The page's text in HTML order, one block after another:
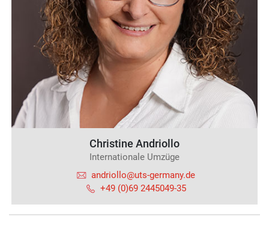
Christine Andriollo
Internationale Umzüge
andriollo@uts-germany.de
+49 (0)69 2445049-35